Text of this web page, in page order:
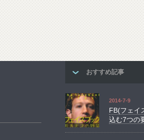
おすすめ記事
2014-7-9
FB(フェイ
込む7つの